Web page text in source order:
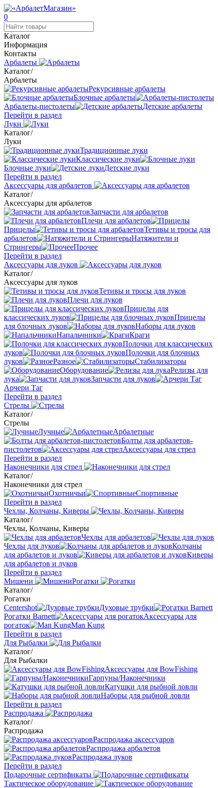
0
Каталог
Информация
Контакты
Арбалеты
Каталог/
Арбалеты
Рекурсивные арбалеты
Блочные арбалеты
Арбалеты-пистолеты
Детские арбалеты
Перейти в раздел
Луки
Каталог/
Луки
Традиционные луки
Классические луки
Блочные луки
Детские луки
Перейти в раздел
Аксессуары для арбалетов
Каталог/
Аксессуары для арбалетов
Запчасти для арбалетов
Плечи для арбалетов
Прицелы
Тетивы и тросы для
арбалетов
Натяжители и
Стрингеры
Прочее
Перейти в раздел
Аксессуары для луков
Каталог/
Аксессуары для луков
Тетивы и тросы для луков
Плечи для луков
Прицелы для
классических луков
Прицелы
для блочных луков
Наборы для луков
Напальчники
Краги
Полочки для классических
луков
Полочки для блочных
луков
Разное
Стабилизаторы
Оборудование
Релизы для
лука
Запчасти для луков
Арчери Таг
Перейти в раздел
Стрелы
Каталог/
Стрелы
Лучные
Арбалетные
Болты для арбалетов-
пистолетов
Аксессуары для стрел
Перейти в раздел
Наконечники для стрел
Каталог/
Наконечники для стрел
Охотничьи
Спортивные
Перейти в раздел
Чехлы, Колчаны, Киверы
Каталог/
Чехлы, Колчаны, Киверы
Чехлы для арбалетов
Чехлы для луков
Колчаны
для арбалетов и луков
Киверы
для арбалетов и луков
Перейти в раздел
Мишени
Рогатки
Каталог/
Рогатки
Centershot
Духовые трубки
Рогатки Barnett
Аксессуары для
рогаток
Man Kung
Перейти в раздел
Для Рыбалки
Каталог/
Для Рыбалки
Аксессуары для BowFishing
Гарпуны/Наконечники
Катушки для рыбной ловли
Наборы для рыбной ловли
Перейти в раздел
Распродажа
Каталог/
Распродажа
Распродажа аксессуаров
Распродажа арбалетов
Распродажа луков
Перейти в раздел
Подарочные сертификаты
Тактическое оборудование